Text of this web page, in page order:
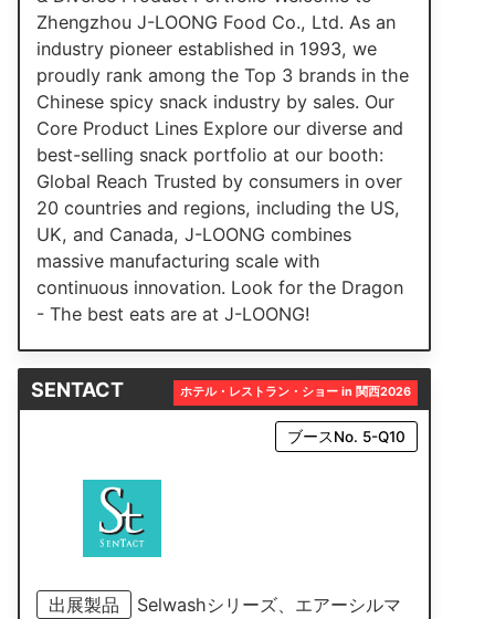
Zhengzhou J-LOONG Food Co., Ltd. As an
industry pioneer established in 1993, we
proudly rank among the Top 3 brands in the
Chinese spicy snack industry by sales. Our
Core Product Lines Explore our diverse and
best-selling snack portfolio at our booth:
Global Reach Trusted by consumers in over
20 countries and regions, including the US,
UK, and Canada, J-LOONG combines
massive manufacturing scale with
continuous innovation. Look for the Dragon
- The best eats are at J-LOONG!
SENTACT ホテル・レストラン・ショー in 関西2026
ブースNo. 5-Q10
出展製品
Selwashシリーズ、エアーシルマ